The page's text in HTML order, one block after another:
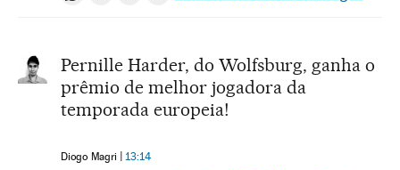
Pernille Harder, do Wolfsburg, ganha o
prêmio de melhor jogadora da
temporada europeia!
Diogo Magri 13:14